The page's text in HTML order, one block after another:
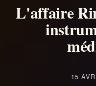
Articles
L'affaire
15